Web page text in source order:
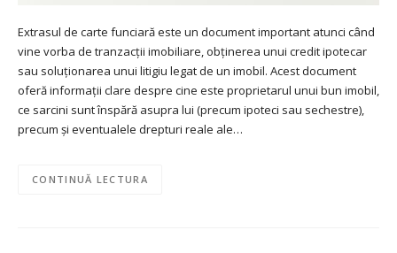
Extrasul de carte funciară este un document important atunci când
vine vorba de tranzacții imobiliare, obținerea unui credit ipotecar
sau soluționarea unui litigiu legat de un imobil. Acest document
oferă informații clare despre cine este proprietarul unui bun imobil,
ce sarcini sunt înspără asupra lui (precum ipoteci sau sechestre),
precum și eventualele drepturi reale ale…
CONTINUĂ LECTURA